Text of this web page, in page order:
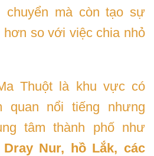
chuyển mà còn tạo sự
hơn so với việc chia nhỏ
Thuột là khu vực có
quan nổi tiếng nhưng
tâm thành phố như
Nur, hồ Lắk, các